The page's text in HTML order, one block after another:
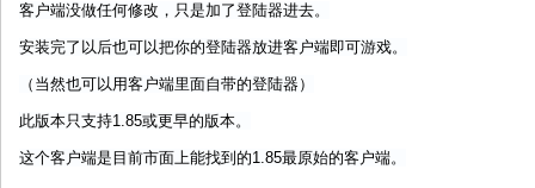
客户端没做任何修改，只是加了登陆器进去。
安装完了以后也可以把你的登陆器放进客户端即可游戏。
（当然也可以用客户端里面自带的登陆器）
此版本只支持1.85或更早的版本。
这个客户端是目前市面上能找到的1.85最原始的客户端。